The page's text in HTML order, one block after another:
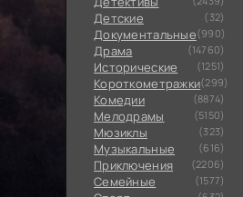
Детские (32)
Документальные(990)
Драма (14760)
Исторические (1251)
Короткометражки(299)
Комедии (8874)
Мелодрамы (5150)
Мюзиклы (323)
Музыкальные (616)
Приключения (2206)
Семейные (1577)